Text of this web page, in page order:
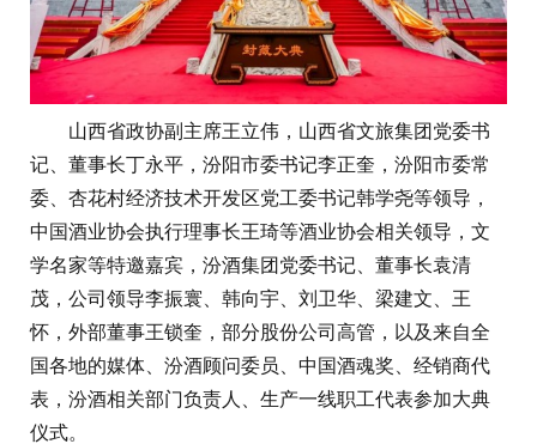
山西省政协副主席王立伟，山西省文旅集团党委书
记、董事长丁永平，汾阳市委书记李正奎，汾阳市委常
委、杏花村经济技术开发区党工委书记韩学尧等领导，
中国酒业协会执行理事长王琦等酒业协会相关领导，文
学名家等特邀嘉宾，汾酒集团党委书记、董事长袁清
茂，公司领导李振寰、韩向宇、刘卫华、梁建文、王
怀，外部董事王锁奎，部分股份公司高管，以及来自全
国各地的媒体、汾酒顾问委员、中国酒魂奖、经销商代
表，汾酒相关部门负责人、生产一线职工代表参加大典
仪式。